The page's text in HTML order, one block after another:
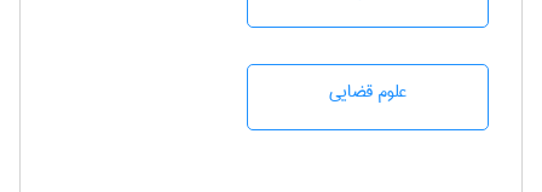
علوم قضایی